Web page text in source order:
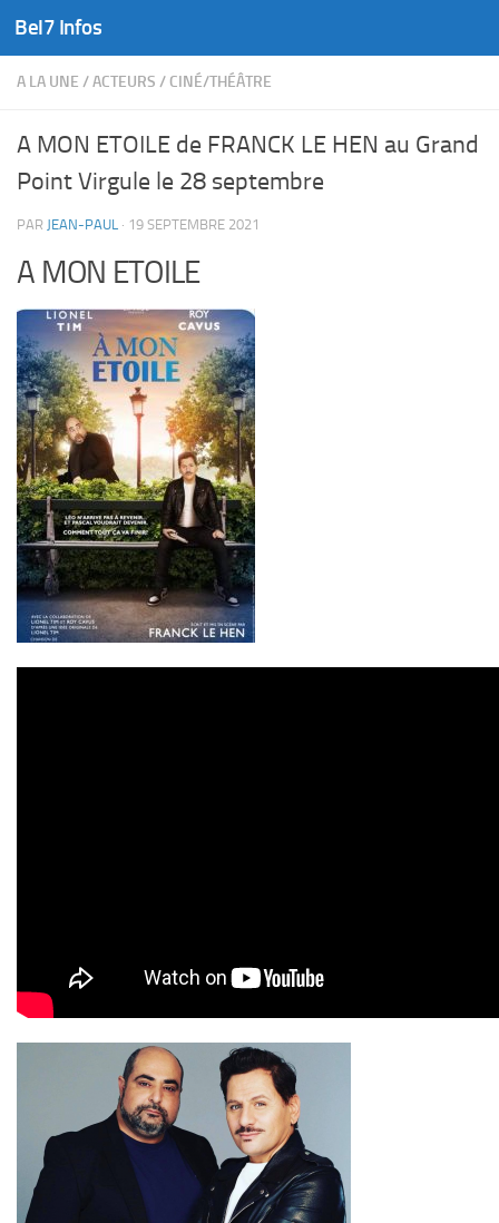
Skip to content
Bel7 Infos
A LA UNE /ACTEURS / CINÉ/THÉÂTRE
A MON ETOILE de FRANCK LE HEN au Grand
Point Virgule le 28 septembre
PAR JEAN-PAUL · 19 SEPTEMBRE 2021
A MON ETOILE